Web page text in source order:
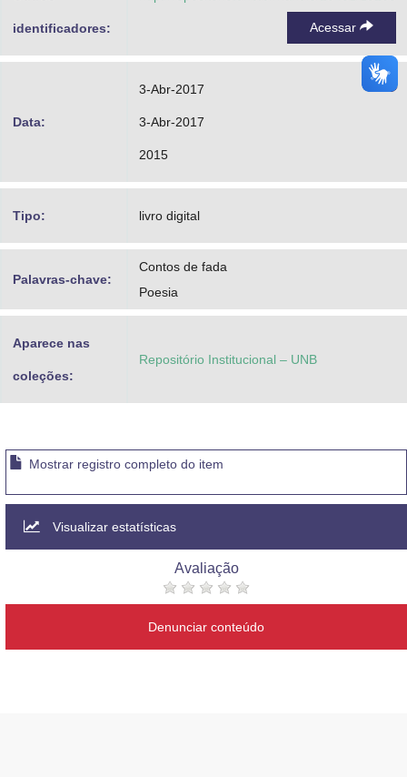
Planalto
identificadores: Acessar
Data:
3-Abr-2017
3-Abr-2017
2015
Tipo: livro digital
Palavras-chave:
Contos de fada
Poesia
Aparece nas
coleções:
Repositório Institucional – UNB
Mostrar registro completo do item
Visualizar estatísticas
Avaliação
Denunciar conteúdo